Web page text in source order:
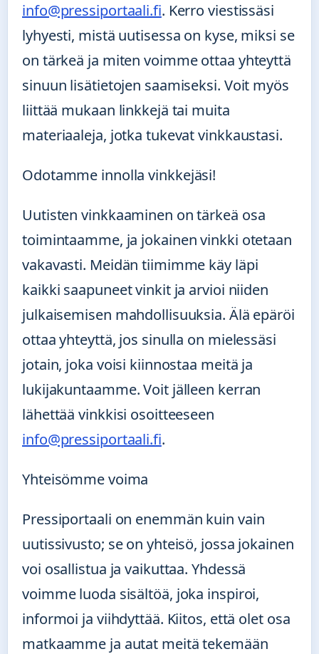
info@pressiportaali.fi. Kerro viestissäsi
lyhyesti, mistä uutisessa on kyse, miksi se
on tärkeä ja miten voimme ottaa yhteyttä
sinuun lisätietojen saamiseksi. Voit myös
liittää mukaan linkkejä tai muita
materiaaleja, jotka tukevat vinkkaustasi.
Odotamme innolla vinkkejäsi!
Uutisten vinkkaaminen on tärkeä osa
toimintaamme, ja jokainen vinkki otetaan
vakavasti. Meidän tiimimme käy läpi
kaikki saapuneet vinkit ja arvioi niiden
julkaisemisen mahdollisuuksia. Älä epäröi
ottaa yhteyttä, jos sinulla on mielessäsi
jotain, joka voisi kiinnostaa meitä ja
lukijakuntaamme. Voit jälleen kerran
lähettää vinkkisi osoitteeseen
info@pressiportaali.fi.
Yhteisömme voima
Pressiportaali on enemmän kuin vain
uutissivusto; se on yhteisö, jossa jokainen
voi osallistua ja vaikuttaa. Yhdessä
voimme luoda sisältöä, joka inspiroi,
informoi ja viihdyttää. Kiitos, että olet osa
matkaamme ja autat meitä tekemään